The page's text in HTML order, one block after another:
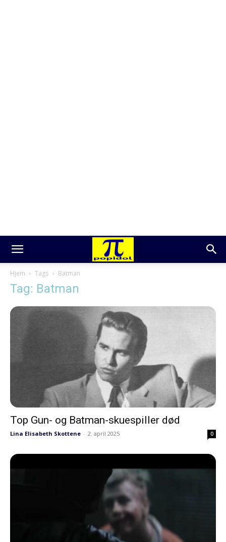
Hjem Tags Batman
Tag: Batman
Top Gun- og Batman-skuespiller død
Lina Elisabeth Skottene - 2. april 2025 0